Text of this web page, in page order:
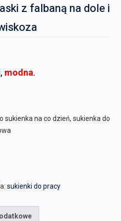
z falbaną na dole i
modna.
sukienka na co dzień, sukienka do
sukienki do pracy